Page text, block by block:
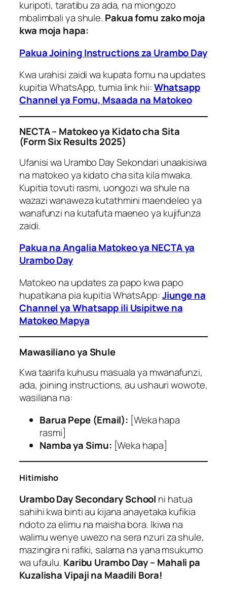
kuripoti, taratibu za ada, na miongozo
mbalimbali ya shule. Pakua fomu zako moja
kwa moja hapa:
Pakua Joining Instructions za Urambo Day
Kwa urahisi zaidi wa kupata fomu na updates
kupitia WhatsApp, tumia link hii:Whatsapp
Channel ya Fomu, Msaada na Matokeo
NECTA – Matokeo ya Kidato cha Sita
(Form Six Results 2025)
Ufanisi wa Urambo Day Sekondari unaakisiwa
na matokeo ya kidato cha sita kila mwaka.
Kupitia tovuti rasmi, uongozi wa shule na
wazazi wanaweza kutathmini maendeleo ya
wanafunzi na kutafuta maeneo ya kujifunza
zaidi.
Pakua na Angalia Matokeo ya NECTA ya
Urambo Day
Matokeo na updates za papo kwa papo
hupatikana pia kupitia WhatsApp:Jiunge na
Channel ya Whatsapp ili Usipitwe na
Matokeo Mapya
Mawasiliano ya Shule
Kwa taarifa kuhusu masuala ya mwanafunzi,
ada, joining instructions, au ushauri wowote,
wasiliana na:
Barua Pepe (Email): [Weka hapa
rasmi]
Namba ya Simu: [Weka hapa]
Hitimisho
Urambo Day Secondary School ni hatua
sahihi kwa binti au kijana anayetaka kufikia
ndoto za elimu na maisha bora. Ikiwa na
walimu wenye uwezo na sera nzuri za shule,
mazingira ni rafiki, salama na yana msukumo
wa ufaulu. Karibu Urambo Day – Mahali pa
Kuzalisha Vipaji na Maadili Bora!